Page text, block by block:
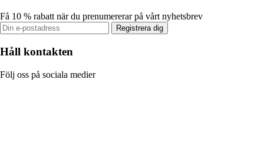
Få 10 % rabatt när du prenumererar på vårt nyhetsbrev
Registrera dig
Håll kontakten
Följ oss på sociala medier